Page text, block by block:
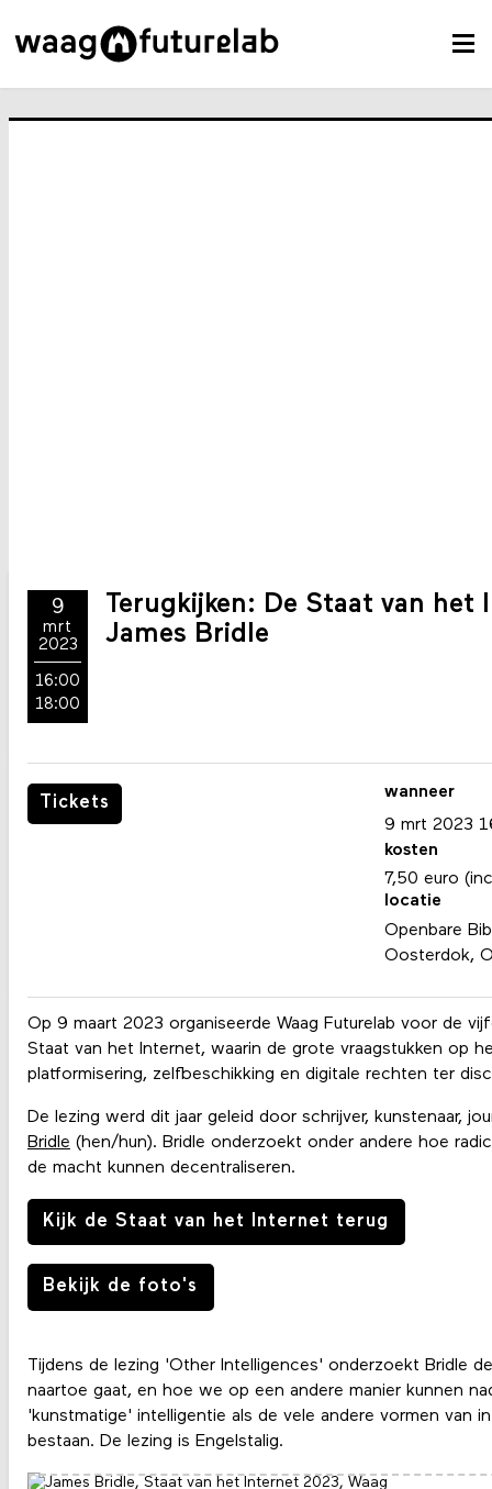
9
mrt
2023
16:00
18:00
Terugkijken: De Staat van
James Bridle
Op 9 maart 2023 organiseerde Waag Futurelab voor de
Staat van het Internet, waarin de grote vraagstukken op
platformisering, zelfbeschikking en digitale rechten ter
De lezing werd dit jaar geleid door schrijver, kunstenaar,
Bridle (hen/hun). Bridle onderzoekt onder andere hoe
de macht kunnen decentraliseren.
Kijk de Staat van het Internet terug
Bekijk de foto's
Tijdens de lezing 'Other Intelligences' onderzoekt Bridle
naartoe gaat, en hoe we op een andere manier kunnen
'kunstmatige' intelligentie als de vele andere vormen van
bestaan. De lezing is Engelstalig.
Tickets
wanneer
9 mrt 2023
kosten
7,50 euro
locatie
Openbare
Oosterdok,